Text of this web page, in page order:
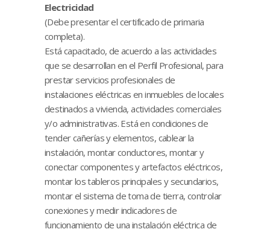
Electricidad
(Debe presentar el certificado de primaria
completa).
Está capacitado, de acuerdo a las actividades
que se desarrollan en el Perfil Profesional, para
prestar servicios profesionales de
instalaciones eléctricas en inmuebles de locales
destinados a vivienda, actividades comerciales
y/o administrativas. Está en condiciones de
tender cañerías y elementos, cablear la
instalación, montar conductores, montar y
conectar componentes y artefactos eléctricos,
montar los tableros principales y secundarios,
montar el sistema de toma de tierra, controlar
conexiones y medir indicadores de
funcionamiento de una instalación eléctrica de